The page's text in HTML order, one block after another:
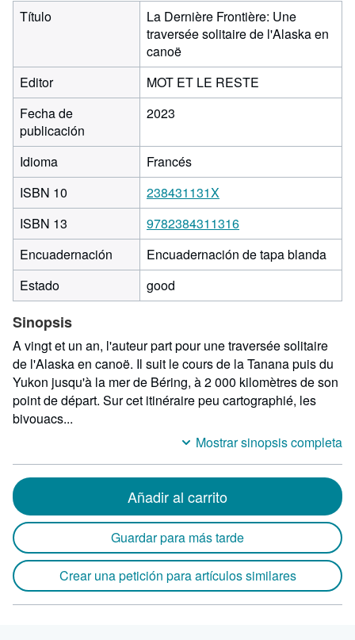
Título
La Dernière Frontière: Une
traversée solitaire de l'Alaska en
canoë
Editor
MOT ET LE RESTE
Fecha de
publicación
2023
Idioma
Francés
ISBN 10
238431131X
ISBN 13
9782384311316
Encuadernación
Encuadernación de tapa blanda
Estado
good
Sinopsis
A vingt et un an, l'auteur part pour une traversée solitaire
de l'Alaska en canoë. Il suit le cours de la Tanana puis du
Yukon jusqu'à la mer de Béring, à 2 000 kilomètres de son
point de départ. Sur cet itinéraire peu cartographié, les
bivouacs...
Mostrar sinopsis completa
Añadir al carrito
Guardar para más tarde
Crear una petición para artículos similares